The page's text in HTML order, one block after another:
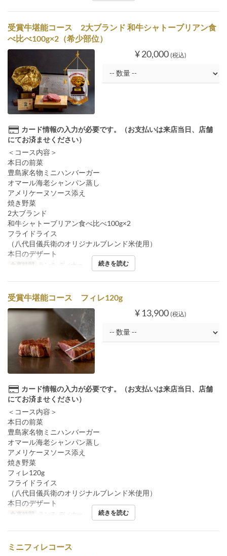
受賞牛堪能コース 2大ブランド 和牛シャトーブリアン食
べ比べ100g×2（希少部位）
¥ 20,000 (税込)
カード情報の入力が必要です。（お支払いは来店当日、店舗
にてお済ませください）
＜コース内容＞
本日の前菜
豊島家名物ミニハンバーガー
オマール海老シャンパン蒸し
アメリケーヌソース添え
焼き野菜
2大ブランド
和牛シャトーブリアン食べ比べ100g×2
フライドライス
（八代目儀兵衛のオリジナルブレンド米使用）
本日のデザート
食事時間 ランチ, ディナー 続きを読む
受賞牛堪能コース フィレ120g
¥ 13,900 (税込)
カード情報の入力が必要です。（お支払いは来店当日、店舗
にてお済ませください）
＜コース内容＞
本日の前菜
豊島家名物ミニハンバーガー
オマール海老シャンパン蒸し
アメリケーヌソース添え
焼き野菜
フィレ120g
フライドライス
（八代目儀兵衛のオリジナルブレンド米使用）
本日のデザート
食事時間 ランチ, ディナー 続きを読む
ミニフィレコース